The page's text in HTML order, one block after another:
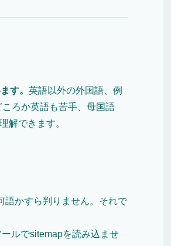
す。 英語以外の外国語、例
ろか英語も苦手、母国語
解できます。
語かすら判りません。それで
ルでsitemapを読み込ませ